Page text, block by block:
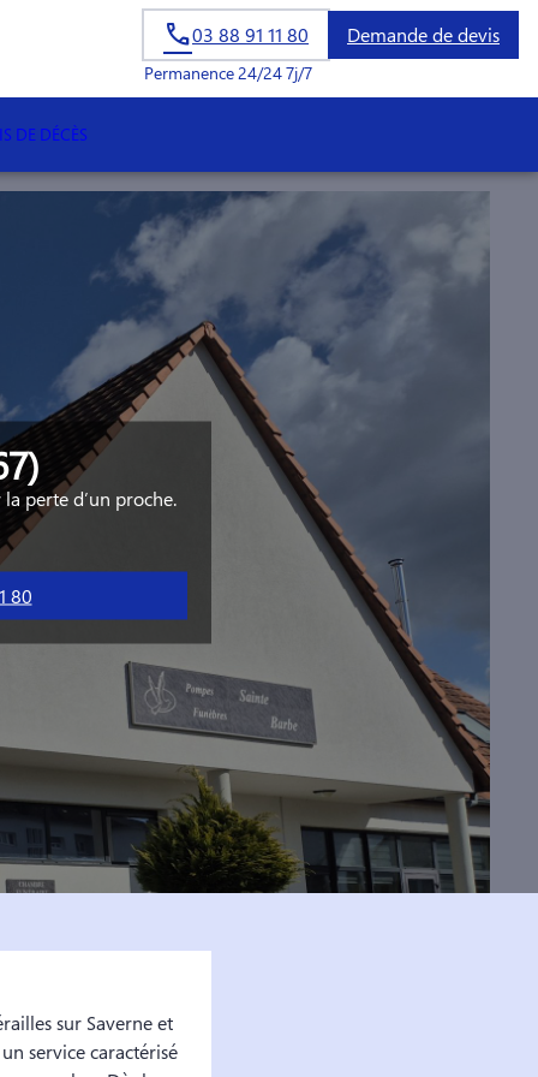
Permanence 24/24 7j/7
03 88 91 11 80 Demande de devis
DE DÉCÈS
perte d’un proche.
80
sur Saverne et
service caractérisé